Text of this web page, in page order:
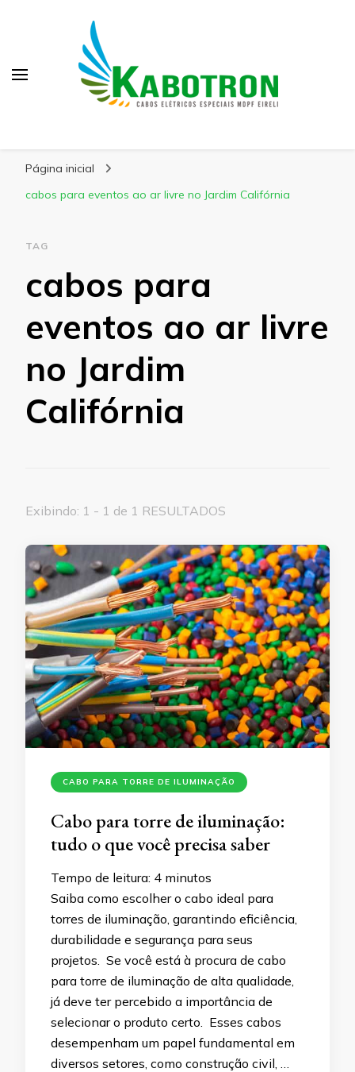
Página inicial
cabos para eventos ao ar livre no Jardim Califórnia
TAG
cabos para
eventos ao ar livre
no Jardim
Califórnia
Exibindo: 1 - 1 de 1 RESULTADOS
CABO PARA TORRE DE ILUMINAÇÃO
Cabo para torre de iluminação:
tudo o que você precisa saber
Tempo de leitura: 4 minutos
Saiba como escolher o cabo ideal para
torres de iluminação, garantindo eficiência,
durabilidade e segurança para seus
projetos. Se você está à procura de cabo
para torre de iluminação de alta qualidade,
já deve ter percebido a importância de
selecionar o produto certo. Esses cabos
desempenham um papel fundamental em
diversos setores, como construção civil, …